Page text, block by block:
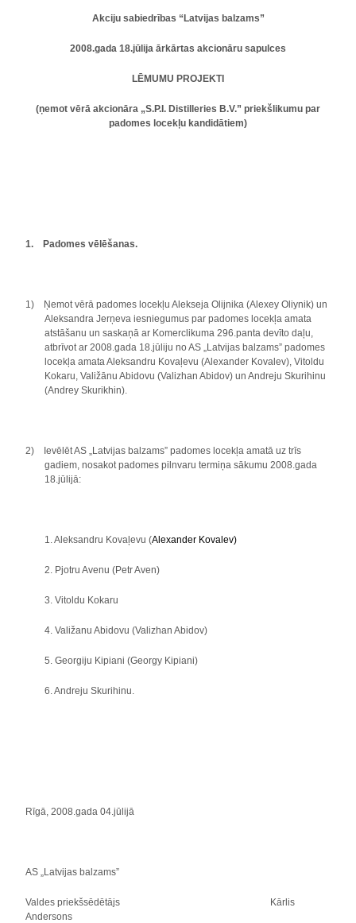
Akciju sabiedrības “Latvijas balzams”
2008.gada 18.jūlija ārkārtas akcionāru sapulces
LĒMUMU PROJEKTI
(ņemot vērā akcionāra „S.P.I. Distilleries B.V.” priekšlikumu par
padomes locekļu kandidātiem)
1. Padomes vēlēšanas.
1) Ņemot vērā padomes locekļuAlekseja Olijnika (Alexey Oliynik) un
Aleksandra Jerņeva iesniegumus par padomes locekļa amata
atstāšanu un saskaņā ar Komerclikuma 296.panta devīto daļu,
atbrīvot ar 2008.gada 18.jūliju no AS „Latvijas balzams” padomes
locekļa amata Aleksandru Kovaļevu (Alexander Kovalev), Vitoldu
Kokaru, Valižānu Abidovu (Valizhan Abidov) un Andreju Skurihinu
(Andrey Skurikhin).
2)
Ievēlēt AS „Latvijas balzams” padomes locekļa amatā uz trīs
gadiem, nosakot padomespilnvaru termiņa sākumu 2008.gada
18.jūlijā:
1. Aleksandru Kovaļevu(Alexander Kovalev)
2. Pjotru Avenu (Petr Aven)
3. Vitoldu Kokaru
4. Valižanu Abidovu (Valizhan Abidov)
5. Georgiju Kipiani (Georgy Kipiani)
6. Andreju Skurihinu.
Rīgā, 2008.gada 04.jūlijā
AS „Latvijas balzams”
Valdes priekšsēdētājs
Kārlis
Andersons